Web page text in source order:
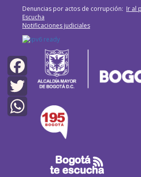
Facebook
Twitter
Denuncias por actos de corrupción: Ir al
Escucha
Notificaciones judiciales